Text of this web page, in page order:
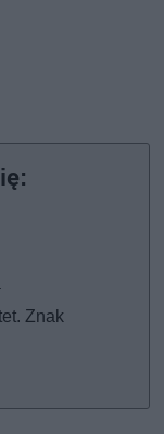
Znak